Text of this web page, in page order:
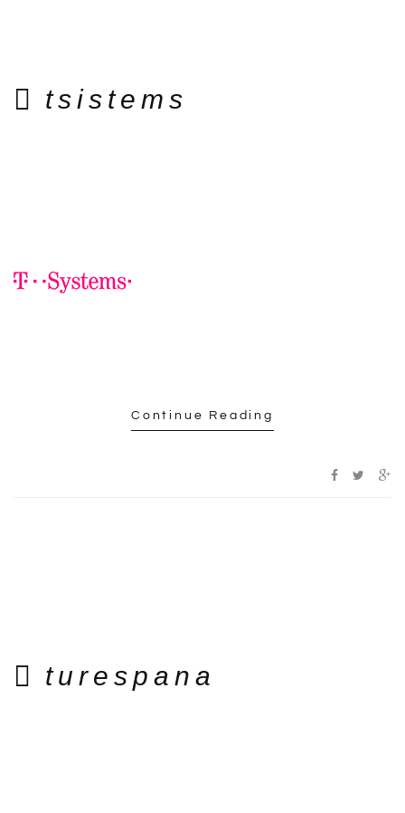
tsistems
Continue Reading
turespana